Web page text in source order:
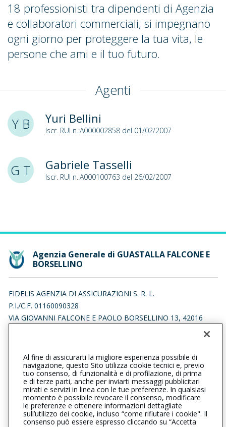
18 professionisti tra dipendenti di Agenzia
e collaboratori commerciali, si impegnano
ogni giorno per proteggere la tua vita, le
persone che ami e il tuo futuro.
Agenti
Y B
Yuri Bellini
Iscr. RUI n.:A000002858 del 01/02/2007
G T Gabriele Tasselli
Iscr. RUI n.:A000100763 del 26/02/2007
Agenzia Generale di GUASTALLA FALCONE E
BORSELLINO
FIDELIS AGENZIA DI ASSICURAZIONI S. R. L.
P.I./C.F. 01160090328
VIA GIOVANNI FALCONE E PAOLO BORSELLINO 13, 42016
GUASTALLA (RE)
0522826247 0522835782
guastallafalconeeborsellino@cattolica.it
fidelisagenziadiassicurazioni@legalmail.it
Al fine di assicurarti la migliore esperienza possibile di
navigazione, questo Sito utilizza cookie tecnici e, previo
tuo consenso, di funzionalità e di profilazione, di prima
e di terze parti, anche per inviarti messaggi pubblicitari
mirati e servizi in linea con le tue preferenze. In qualsiasi
momento è possibile revocare il consenso, modificare
le preferenze e ottenere informazioni dettagliate
sull’utilizzo dei cookie, incluso “come rifiutare i cookie". Il
consenso può essere espresso cliccando su “Accetta